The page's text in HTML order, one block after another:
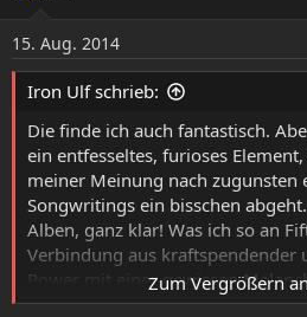
15. Aug. 2014
Iron Ulf schrieb:
Die finde ich auch fantastisch.
ein entfesseltes, furioses
meiner Meinung nach zugunsten
Songwritings ein bisschen
Alben, ganz klar! Was ich so an
Verbindung aus kraftspendender
Power mit einer gewissen
härtesten Songs einen ganz
Zum Vergrößern